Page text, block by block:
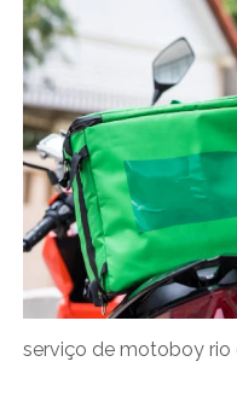
serviço de motoboy rio